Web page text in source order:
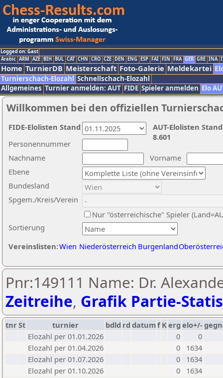
Logged on: Gast
Arabic ARM AZE BIH BUL CAT CHN CRO CZE DEN ENG ESP FAI FIN FRA GER GRE INA
Home TurnierDB Meisterschaft Foto-Galerie Meldekartei
Turnierschach-Elozahl Schnellschach-Elozahl
Allgemeines Turnier anmelden: AUT FIDE Spieler anmelden Elo
Willkommen bei den offiziellen
Nachname
Vorname
Ebene
Sortierung
Personennummer
Bundesland
Spgem./Kreis/Verein
Nur "österreichische" Spieler
Vereinslisten:Wien Niederösterreich Burgenland
AUT-Elolisten
8.601
FIDE-Elolisten Stand
Pnr:149111 Name: Dr.
Zeitreihe, Grafik Partie-
tnrSt turnier bdld rd datumf Kerg elo+/-
Elozahl per 01.01.2026
0
0
Elozahl per 01.04.2026
0
1634
Elozahl per 01.07.2026
0
1634
Elozahl per 01.10.2026
0 1634